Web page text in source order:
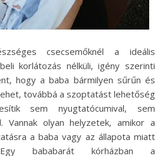
csecsemőknél a ideális
korlátozás nélküli, igény szerinti
hogy a baba bármilyen sűrűn és
továbbá a szoptatást lehetőség
sem nyugtatócumival, sem
Vannak olyan helyzetek, amikor a
a baba vagy az állapota miatt
bababarát kórházban a